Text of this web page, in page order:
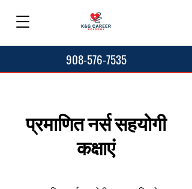
908-576-7535
प्रमाणित नर्स सहयोगी
कक्षाएं